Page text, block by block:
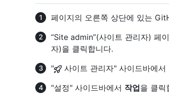
페이지의 오른쪽 상단에 있는
“Site admin”(사이트 관리자) 페
자)을 클릭합니다.
"
사이트 관리자" 사이드바에서
"설정" 사이드바에서 작업을 클릭